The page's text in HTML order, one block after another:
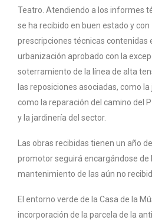
Teatro. Atendiendo a los informes
se ha recibido en buen estado y con
prescripciones técnicas contenidas
urbanización aprobado con la
soterramiento de la línea de alta
las reposiciones asociadas, como
como la reparación del camino del
y la jardinería del sector.
Las obras recibidas tienen un año
promotor seguirá encargándose de
mantenimiento de las aún no
El entorno verde de la Casa de la
incorporación de la parcela de la